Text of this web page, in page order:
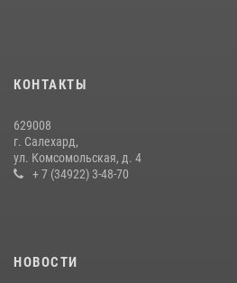
Росгвардии за первое полугодие 2026 года
14 июля 2026, 06:53
КОНТАКТЫ
629008
г. Салехард,
ул. Комсомольская, д. 4
+ 7 (34922) 3-48-70
НОВОСТИ